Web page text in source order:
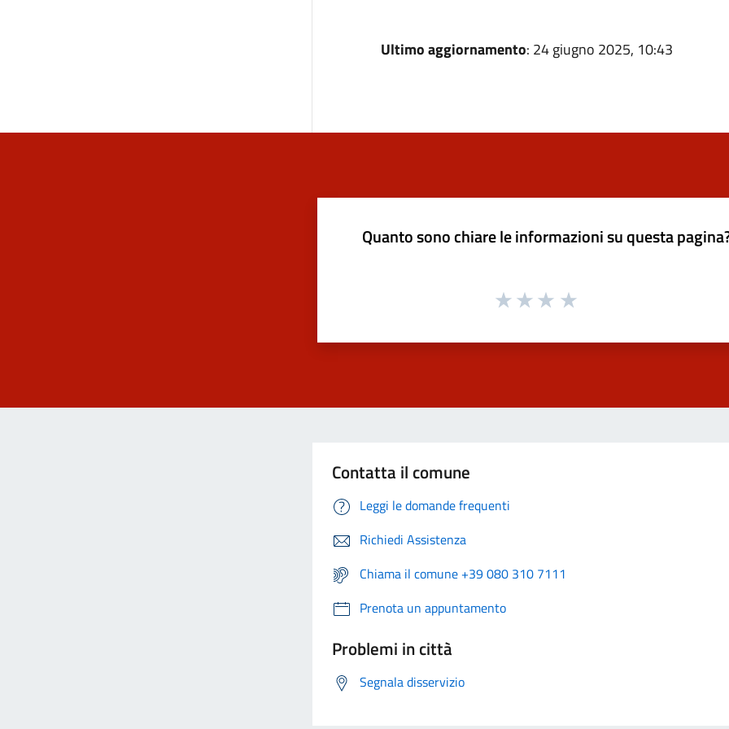
Ultimo aggiornamento: 24 giugno 2025, 10:43
Quanto sono chiare le informazioni su questa
Contatta il comune
Leggi le domande frequenti
Richiedi Assistenza
Chiama il comune +39 080 310 7111
Prenota un appuntamento
Problemi in città
Segnala disservizio